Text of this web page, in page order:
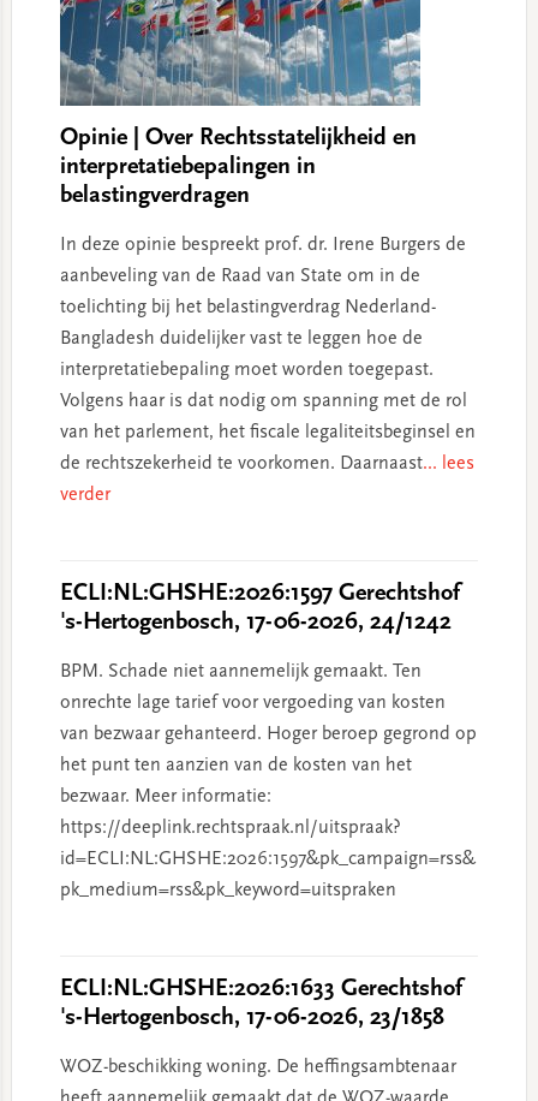
Opinie | Over Rechtsstatelijkheid en
interpretatiebepalingen in
belastingverdragen
In deze opinie bespreekt prof. dr. Irene Burgers de
aanbeveling van de Raad van State om in de
toelichting bij het belastingverdrag Nederland-
Bangladesh duidelijker vast te leggen hoe de
interpretatiebepaling moet worden toegepast.
Volgens haar is dat nodig om spanning met de rol
van het parlement, het fiscale legaliteitsbeginsel en
de rechtszekerheid te voorkomen. Daarnaast... lees
verder
ECLI:NL:GHSHE:2026:1597 Gerechtshof
's-Hertogenbosch, 17-06-2026, 24/1242
BPM. Schade niet aannemelijk gemaakt. Ten
onrechte lage tarief voor vergoeding van kosten
van bezwaar gehanteerd. Hoger beroep gegrond op
het punt ten aanzien van de kosten van het
bezwaar. Meer informatie:
https://deeplink.rechtspraak.nl/uitspraak?
id=ECLI:NL:GHSHE:2026:1597&pk_campaign=rss&
pk_medium=rss&pk_keyword=uitspraken
ECLI:NL:GHSHE:2026:1633 Gerechtshof
's-Hertogenbosch, 17-06-2026, 23/1858
WOZ-beschikking woning. De heffingsambtenaar